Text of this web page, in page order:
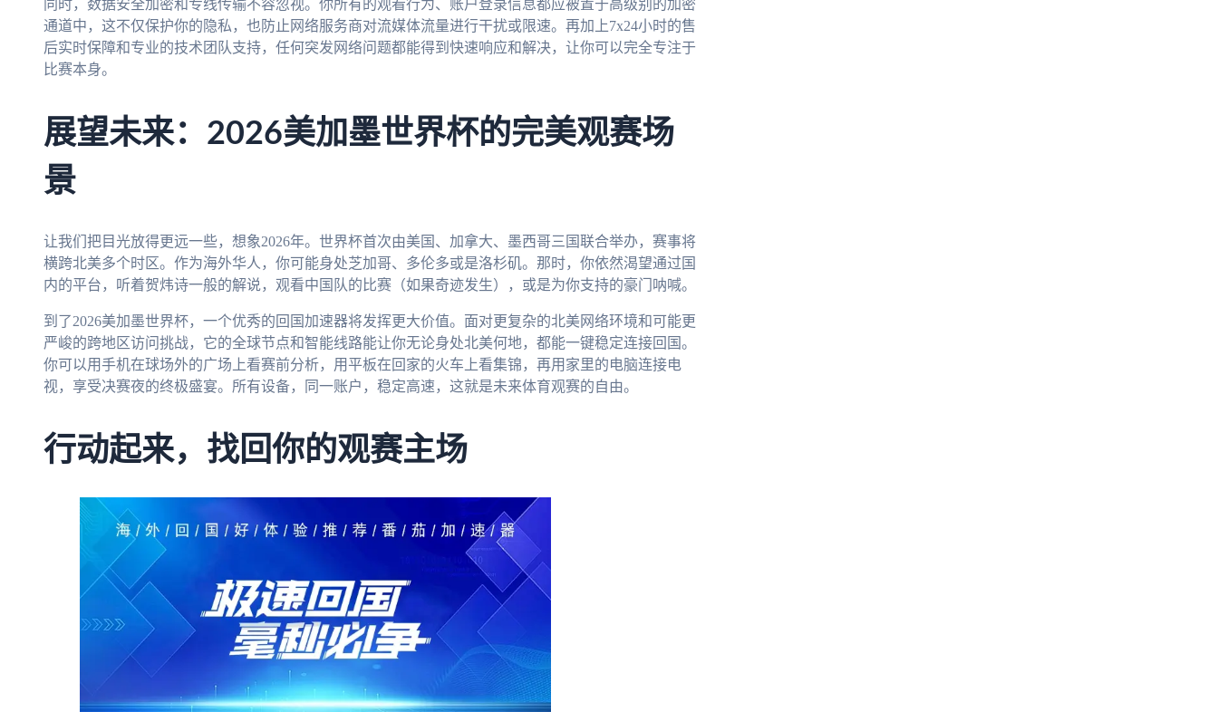
同时，数据安全加密和专线传输不容忽视。你所有的观看行为、账户登录信息都应被置于高级别的加密
通道中，这不仅保护你的隐私，也防止网络服务商对流媒体流量进行干扰或限速。再加上7x24小时的售
后实时保障和专业的技术团队支持，任何突发网络问题都能得到快速响应和解决，让你可以完全专注于
比赛本身。
展望未来：2026美加墨世界杯的完美观赛场
景
让我们把目光放得更远一些，想象2026年。世界杯首次由美国、加拿大、墨西哥三国联合举办，赛事将
横跨北美多个时区。作为海外华人，你可能身处芝加哥、多伦多或是洛杉矶。那时，你依然渴望通过国
内的平台，听着贺炜诗一般的解说，观看中国队的比赛（如果奇迹发生），或是为你支持的豪门呐喊。
到了2026美加墨世界杯，一个优秀的回国加速器将发挥更大价值。面对更复杂的北美网络环境和可能更
严峻的跨地区访问挑战，它的全球节点和智能线路能让你无论身处北美何地，都能一键稳定连接回国。
你可以用手机在球场外的广场上看赛前分析，用平板在回家的火车上看集锦，再用家里的电脑连接电
视，享受决赛夜的终极盛宴。所有设备，同一账户，稳定高速，这就是未来体育观赛的自由。
行动起来，找回你的观赛主场